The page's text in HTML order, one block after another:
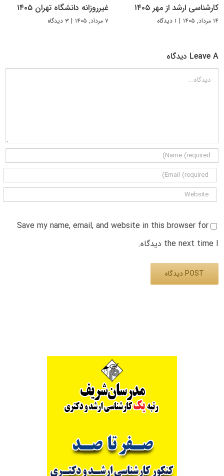
کارشناسی ارشد از مهر ۱۴۰۵
۱۴ مرداد, ۱۴۰۵ | ۱ دیدگاه
غیرروزانه دانشگاه تهران ۱۴۰۵
۷ مرداد, ۱۴۰۵ | ۳ دیدگاه
Leave A دیدگاه
دیدگاه
Save my name, email, and website in this browser for
the next time I دیدگاه.